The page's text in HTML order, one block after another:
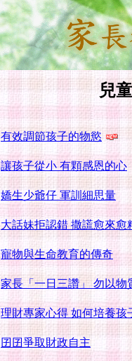
兒
有效調節孩子的物慾
讓孩子從小 有顆感恩的心
嬌生少爺仔 軍訓細思量
大話妹拒認錯 撒謊愈來愈
寵物與生命教育的傳奇
家長「一日三讚」 勿以物
理財專家心得 如何培養孩
囝囝爭取財政自主